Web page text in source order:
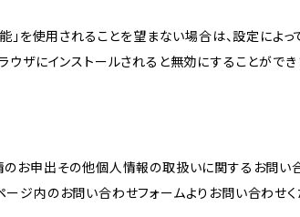
を使用されることを望まない場合は、設定によっ
ザにインストールされると無効にすることができ
のお申出その他個人情報の取扱いに関するお問い
ジ内のお問い合わせフォームよりお問い合わせく